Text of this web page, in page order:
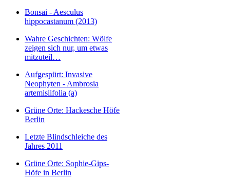
Bonsai - Aesculus
hippocastanum (2013)
Wahre Geschichten: Wölfe
zeigen sich nur, um etwas
mitzuteil…
Aufgespürt: Invasive
Neophyten - Ambrosia
artemisiifolia (a)
Grüne Orte: Hackesche Höfe
Berlin
Letzte Blindschleiche des
Jahres 2011
Grüne Orte: Sophie-Gips-
Höfe in Berlin